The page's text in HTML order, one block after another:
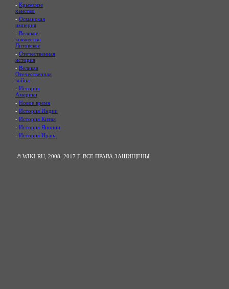
- Крымское
ханство
- Османская
империя
- Великое
княжество
Литовское
- Отечественная
история
- Великая
Отечественная
война
- История
Америки
- Новое время
- История Индии
- История Китая
- История Японии
- История Ирана
© WIKI.RU, 2008–2017 Г. ВСЕ ПРАВА ЗАЩИЩЕНЫ.